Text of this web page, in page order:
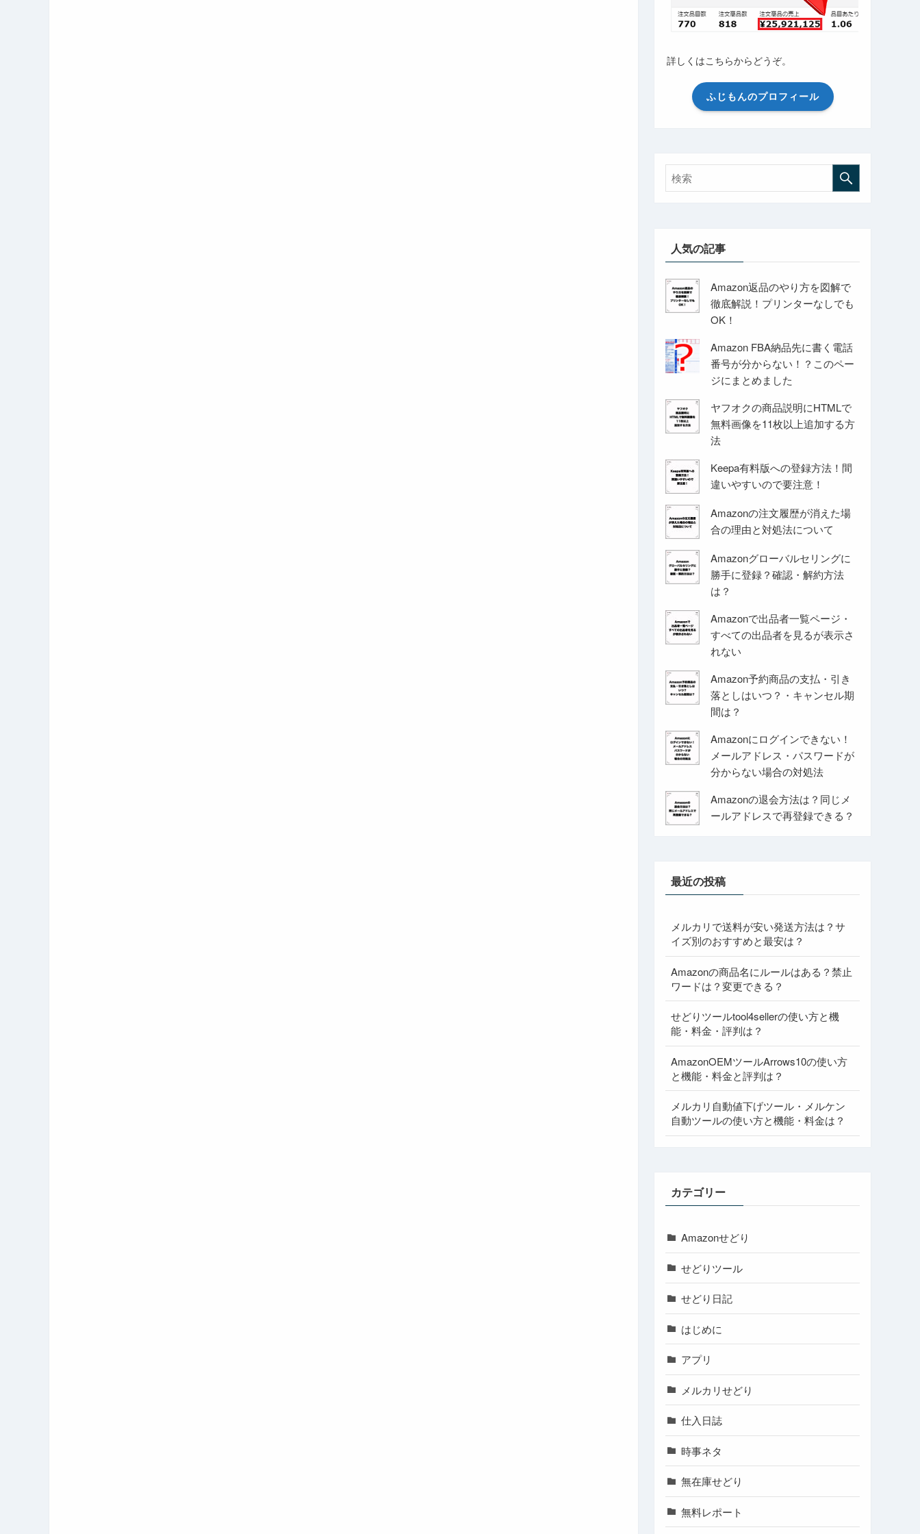
詳しくはこちらからどうぞ。
ふじもんのプロフィール
人気の記事
Amazon返品のやり方を図解で
徹底解説！プリンターなしでも
OK！
Amazon FBA納品先に書く電話
番号が分からない！？このペー
ジにまとめました
ヤフオクの商品説明にHTMLで
無料画像を11枚以上追加する方
法
Keepa有料版への登録方法！間
違いやすいので要注意！
Amazonの注文履歴が消えた場
合の理由と対処法について
Amazonグローバルセリングに
勝手に登録？確認・解約方法
は？
Amazonで出品者一覧ページ・
すべての出品者を見るが表示さ
れない
Amazon予約商品の支払・引き
落としはいつ？・キャンセル期
間は？
Amazonにログインできない！
メールアドレス・パスワードが
分からない場合の対処法
Amazonの退会方法は？同じメ
ールアドレスで再登録できる？
最近の投稿
メルカリで送料が安い発送方法は？サ
イズ別のおすすめと最安は？
Amazonの商品名にルールはある？禁止
ワードは？変更できる？
せどりツールtool4sellerの使い方と機
能・料金・評判は？
AmazonOEMツールArrows10の使い方
と機能・料金と評判は？
メルカリ自動値下げツール・メルケン
自動ツールの使い方と機能・料金は？
カテゴリー
Amazonせどり
せどりツール
せどり日記
はじめに
アプリ
メルカリせどり
仕入日誌
時事ネタ
無在庫せどり
無料レポート